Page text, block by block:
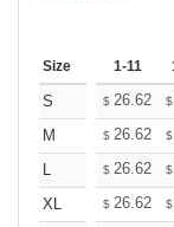
Size 1-11
S $ 26.62 $
M
$ 26.62 $
L
$ 26.62 $
XL
$ 26.62 $